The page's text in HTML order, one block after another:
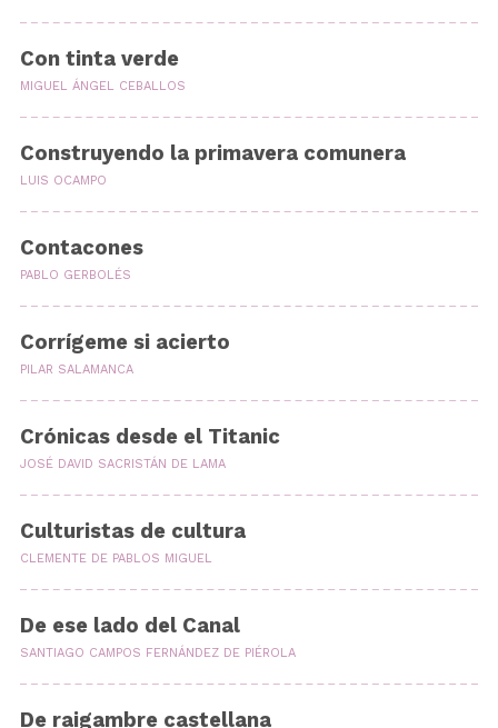
Con tinta verde
MIGUEL ÁNGEL CEBALLOS
Construyendo la primavera comunera
LUIS OCAMPO
Contacones
PABLO GERBOLÉS
Corrígeme si acierto
PILAR SALAMANCA
Crónicas desde el Titanic
JOSÉ DAVID SACRISTÁN DE LAMA
Culturistas de cultura
CLEMENTE DE PABLOS MIGUEL
De ese lado del Canal
SANTIAGO CAMPOS FERNÁNDEZ DE PIÉROLA
De raigambre castellana